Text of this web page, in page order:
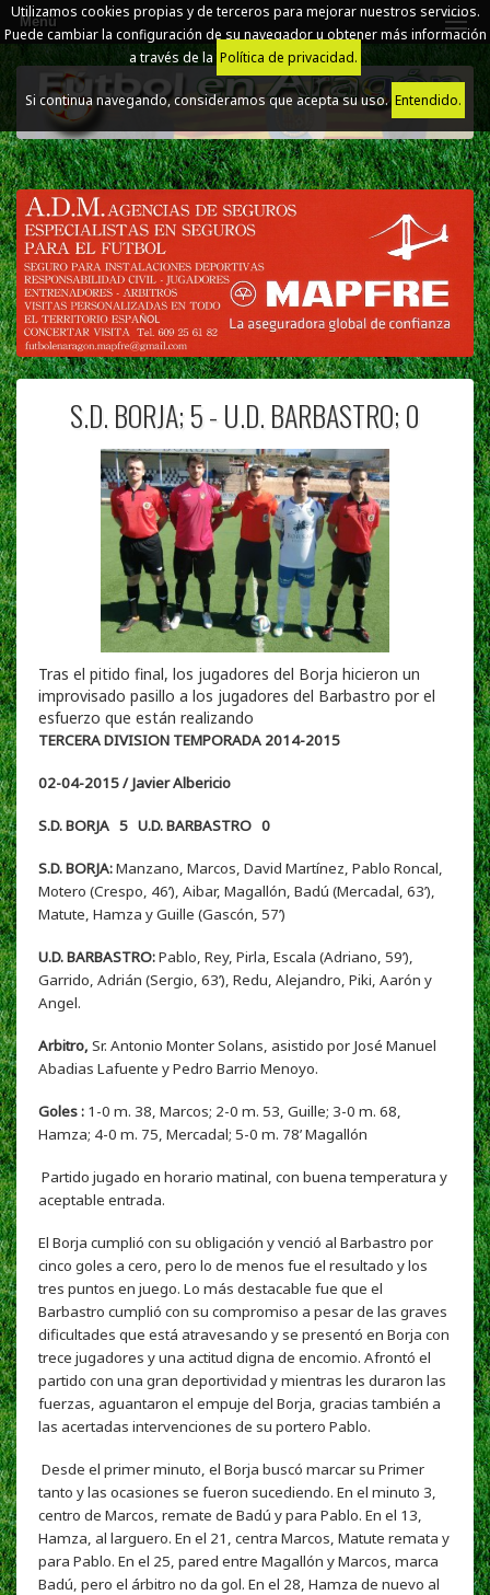
Utilizamos cookies propias y de terceros para mejorar nuestros servicios.
Puede cambiar la configuración de su navegador u obtener más información
a través de la Política de privacidad.
Si continua navegando, consideramos que acepta su uso.Entendido.
Menú
S.D. BORJA; 5 - U.D. BARBASTRO; 0
Tras el pitido final, los jugadores del Borja hicieron un
improvisado pasillo a los jugadores del Barbastro por el
esfuerzo que están realizando
TERCERA DIVISION TEMPORADA 2014-2015
02-04-2015 / Javier Albericio
S.D. BORJA 5 U.D. BARBASTRO 0
S.D. BORJA:Manzano, Marcos, David Martínez, Pablo Roncal,
Motero (Crespo, 46’), Aibar, Magallón, Badú (Mercadal, 63’),
Matute, Hamza y Guille (Gascón, 57’)
U.D. BARBASTRO:Pablo, Rey, Pirla, Escala (Adriano, 59’),
Garrido, Adrián (Sergio, 63’), Redu, Alejandro, Piki, Aarón y
Angel.
Arbitro, Sr. Antonio Monter Solans, asistido por José Manuel
Abadias Lafuente y Pedro Barrio Menoyo.
Goles : 1-0 m. 38, Marcos; 2-0 m. 53, Guille; 3-0 m. 68,
Hamza; 4-0 m. 75, Mercadal; 5-0 m. 78’ Magallón
Partido jugado en horario matinal, con buena temperatura y
aceptable entrada.
El Borja cumplió con su obligación y venció al Barbastro por
cinco goles a cero, pero lo de menos fue el resultado y los
tres puntos en juego. Lo más destacable fue que el
Barbastro cumplió con su compromiso a pesar de las graves
dificultades que está atravesando y se presentó en Borja con
trece jugadores y una actitud digna de encomio. Afrontó el
partido con una gran deportividad y mientras les duraron las
fuerzas, aguantaron el empuje del Borja, gracias también a
las acertadas intervenciones de su portero Pablo.
Desde el primer minuto, el Borja buscó marcar su Primer
tanto y las ocasiones se fueron sucediendo. En el minuto 3,
centro de Marcos, remate de Badú y para Pablo. En el 13,
Hamza, al larguero. En el 21, centra Marcos, Matute remata y
para Pablo. En el 25, pared entre Magallón y Marcos, marca
Badú, pero el árbitro no da gol. En el 28, Hamza de nuevo al